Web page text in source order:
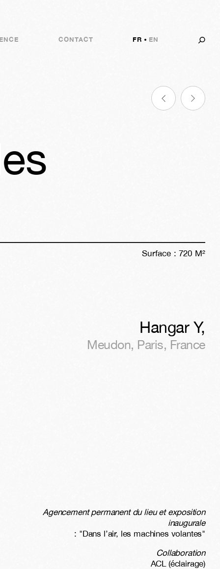
CONTACT FR EN
Surface : 720 M²
Hangar Y,
Meudon, Paris, France
Agencement permanent du lieu et exposition
inaugurale
: "Dans l’air, les machines volantes"
Collaboration
ACL (éclairage)